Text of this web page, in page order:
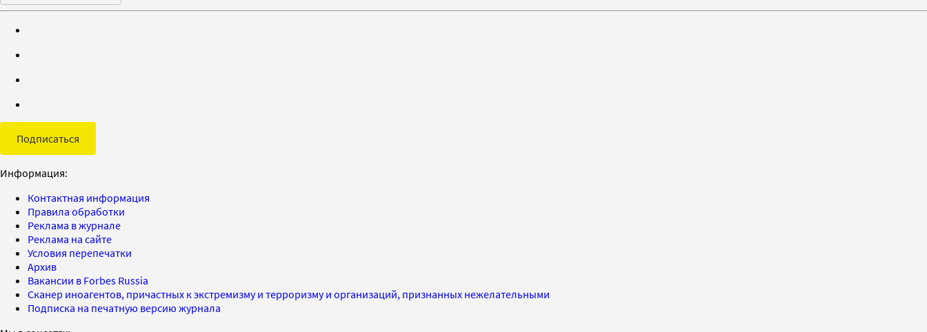
Подписаться
Информация:
Контактная информация
Правила обработки
Реклама в журнале
Реклама на сайте
Условия перепечатки
Архив
Вакансии в Forbes Russia
Сканер иноагентов, причастных к экстремизму и терроризму и организаций, признанных нежелательными
Подписка на печатную версию журнала